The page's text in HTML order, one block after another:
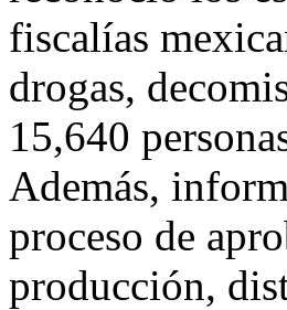
fiscalías
drogas,
15,640
Además,
proceso de
producción,